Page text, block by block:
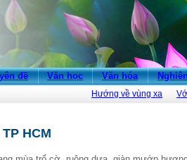
đề Văn học Văn hóa
Hướng về vùng xa
HCM